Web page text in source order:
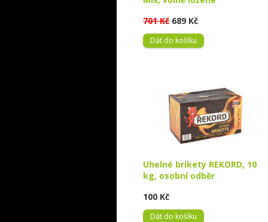
701 Kč 689 Kč
Dát do košíku
Uhelné brikety REKORD, 10
kg, osobní odběr
100 Kč
Dát do košíku